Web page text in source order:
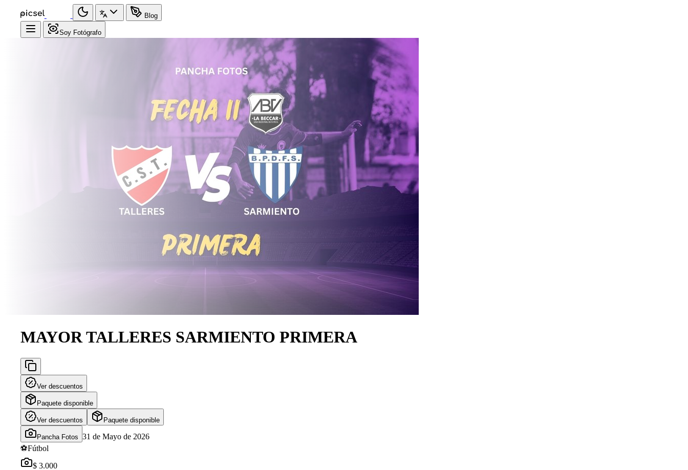
Blog
Soy Fotógrafo
MAYOR TALLERES SARMIENTO PRIMERA
Ver descuentos
Paquete disponible
Ver descuentos Paquete disponible
Pancha Fotos 31 de Mayo de 2026
⚽Fútbol
$ 3.000